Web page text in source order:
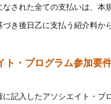
された全ての支払いは、本
き後日乙に支払う紹介料か
ト・プログラム参加要
記入したアソシエイト・